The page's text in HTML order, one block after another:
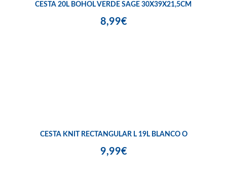
CESTA 20L BOHOL VERDE SAGE 30X39X21,5CM
8,99€
CESTA KNIT RECTANGULAR L 19L BLANCO O
9,99€